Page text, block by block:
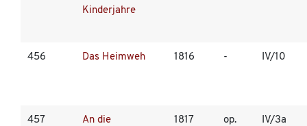
Kinderjahre
456 Das Heimweh 1816 - IV/10
457
An die
1817
op.
IV/3a